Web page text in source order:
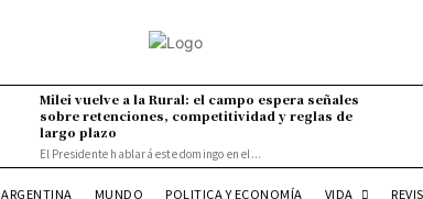
Milei vuelve a la Rural: el campo espera señales
sobre retenciones, competitividad y reglas de
largo plazo
El Presidente hablará este domingo en el...
ARGENTINA MUNDO POLITICA Y ECONOMÍA VIDA